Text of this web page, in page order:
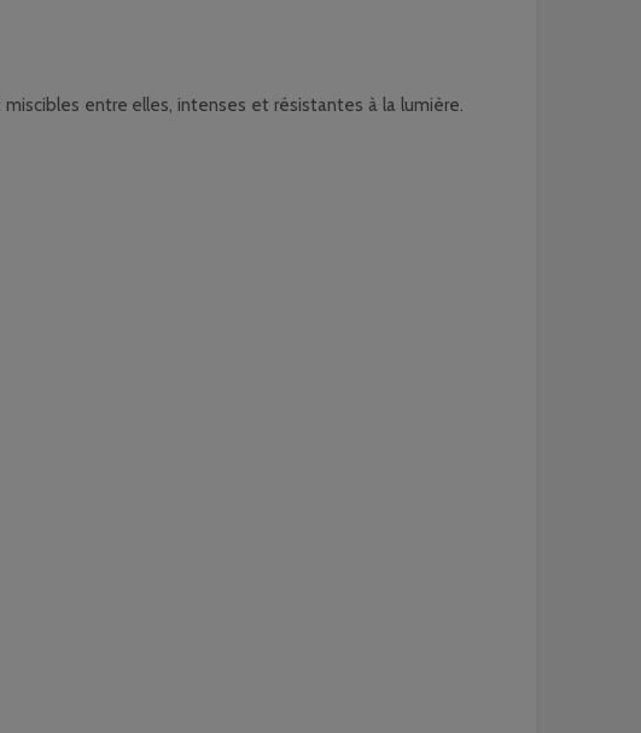
entre elles, intenses et résistantes à la lumière.